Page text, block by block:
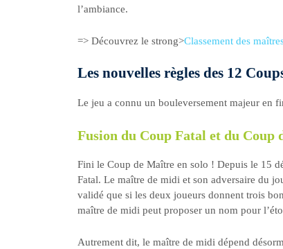
l’ambiance.
=> Découvrez le strong>Classement des
Les nouvelles règles des 12
Le jeu a connu un bouleversement majeur en
Fusion du Coup Fatal et du Coup
Fini le Coup de Maître en solo ! Depuis le 15
Fatal. Le maître de midi et son adversaire du
validé que si les deux joueurs donnent trois
maître de midi peut proposer un nom pour
Autrement dit, le maître de midi dépend